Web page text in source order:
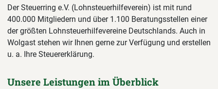
Der Steuerring e.V. (Lohnsteuerhilfeverein) ist mit rund
400.000 Mitgliedern und über 1.100 Beratungsstellen einer
der größten Lohnsteuerhilfevereine Deutschlands. Auch in
Wolgast stehen wir Ihnen gerne zur Verfügung und erstellen
u. a. Ihre Steuererklärung.
Unsere Leistungen im Überblick